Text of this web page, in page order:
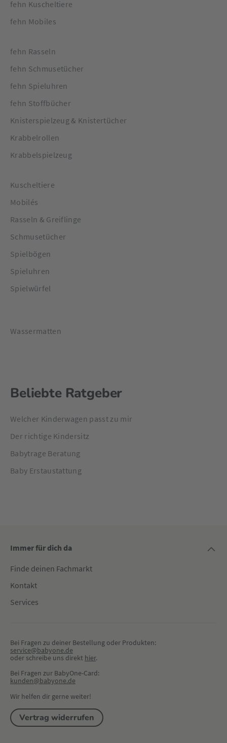
fehn Kuscheltiere
fehn Mobiles
fehn Rasseln
fehn Schmusetücher
fehn Spieluhren
fehn Stoffbücher
Knisterspielzeug & Knistertücher
Krabbelrollen
Krabbelspielzeug
Kuscheltiere
Mobilés
Rasseln & Greiflinge
Schmusetücher
Spielbögen
Spieluhren
Spielwürfel
Wassermatten
Beliebte Ratgeber
Welcher Kinderwagen passt zu mir
Der richtige Kindersitz
Babytrage Beratung
Baby Erstaustattung
Immer für dich da
Finde deinen Fachmarkt
Kontakt
Services
Bei Fragen zu deiner Bestellung oder Produkten:
service@babyone.de
oder schreibe uns direkt hier.
Bei Fragen zur BabyOne-Card:
kunden@babyone.de
Wir helfen dir gerne weiter!
Vertrag widerrufen